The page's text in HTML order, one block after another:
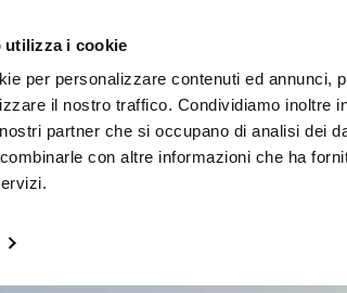
utilizza i cookie
per personalizzare contenuti ed annunci,
il nostro traffico. Condividiamo inoltre
partner che si occupano di analisi dei
con altre informazioni che ha
PERDERE LE